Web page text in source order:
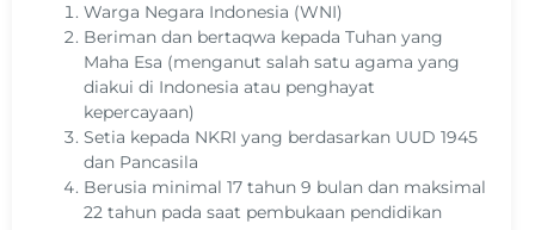
Warga Negara Indonesia (WNI)
Beriman dan bertaqwa kepada Tuhan yang
Maha Esa (menganut salah satu agama yang
diakui di Indonesia atau penghayat
kepercayaan)
Setia kepada NKRI yang berdasarkan UUD 1945
dan Pancasila
Berusia minimal 17 tahun 9 bulan dan maksimal
22 tahun pada saat pembukaan pendidikan